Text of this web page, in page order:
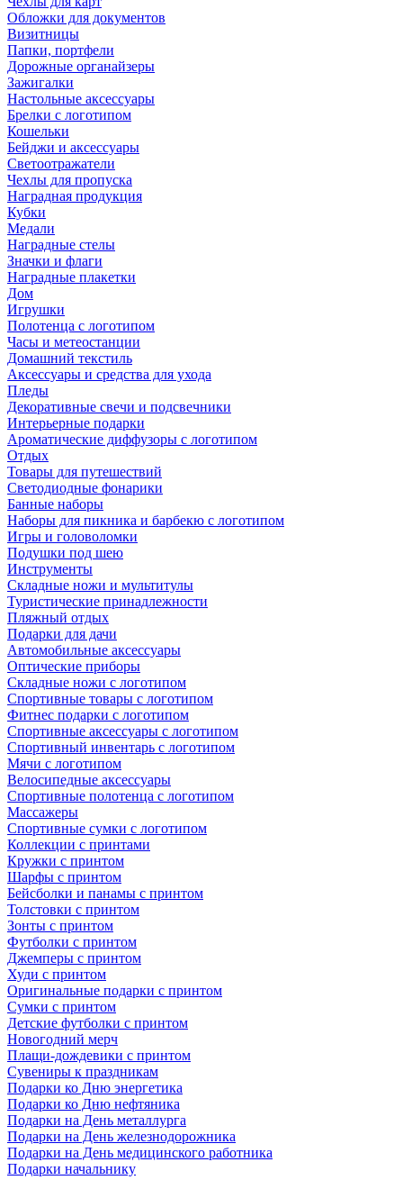
Обложки для документов
Визитницы
Папки, портфели
Дорожные органайзеры
Зажигалки
Настольные аксессуары
Брелки с логотипом
Кошельки
Бейджи и аксессуары
Светоотражатели
Чехлы для пропуска
Наградная продукция
Кубки
Медали
Наградные стелы
Значки и флаги
Наградные плакетки
Дом
Игрушки
Полотенца с логотипом
Часы и метеостанции
Домашний текстиль
Аксессуары и средства для ухода
Пледы
Декоративные свечи и подсвечники
Интерьерные подарки
Ароматические диффузоры с логотипом
Отдых
Товары для путешествий
Светодиодные фонарики
Банные наборы
Наборы для пикника и барбекю с логотипом
Игры и головоломки
Подушки под шею
Инструменты
Складные ножи и мультитулы
Туристические принадлежности
Пляжный отдых
Подарки для дачи
Автомобильные аксессуары
Оптические приборы
Складные ножи с логотипом
Спортивные товары с логотипом
Фитнес подарки с логотипом
Спортивные аксессуары с логотипом
Спортивный инвентарь с логотипом
Мячи с логотипом
Велосипедные аксессуары
Спортивные полотенца с логотипом
Массажеры
Спортивные сумки с логотипом
Коллекции с принтами
Кружки с принтом
Шарфы с принтом
Бейсболки и панамы с принтом
Толстовки с принтом
Зонты с принтом
Футболки с принтом
Джемперы с принтом
Худи с принтом
Оригинальные подарки с принтом
Сумки с принтом
Детские футболки с принтом
Новогодний мерч
Плащи-дождевики с принтом
Сувениры к праздникам
Подарки ко Дню энергетика
Подарки ко Дню нефтяника
Подарки на День металлурга
Подарки на День железнодорожника
Подарки на День медицинского работника
Подарки начальнику